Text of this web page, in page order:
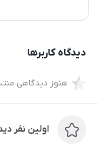
دیدگاه کاربرها
هنوز دیدگاهی
اولین نفر